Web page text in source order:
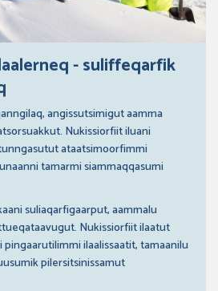
- suliffeqarfik
angissutsimigut aamma
Nukissiorfiit iluani
ataatsimoorfimmi
tamarmi siammaqqasumi
suliaqarfigaarput, aammalu
Nukissiorfiit ilaatut
ilaalissaatit, tamaanilu
pilersitsinissamut